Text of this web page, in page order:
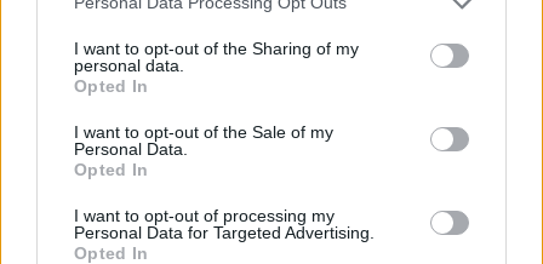
I want to opt-out of the Sharing of my
personal data.
Opted In
I want to opt-out of the Sale of my
Personal Data.
Opted In
I want to opt-out of processing my
Personal Data for Targeted Advertising.
Opted In